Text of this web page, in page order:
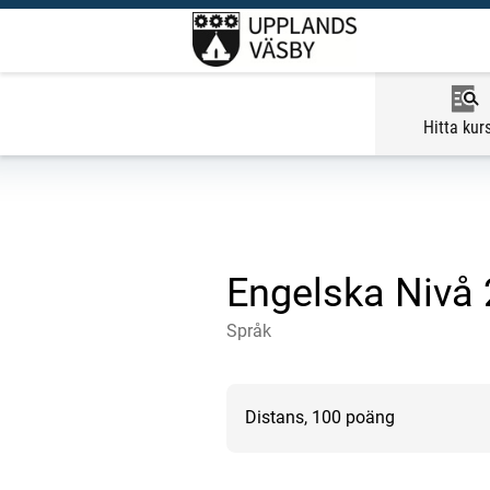
Hitta
Engelska Nivå
Språk
Distans, 100 poäng